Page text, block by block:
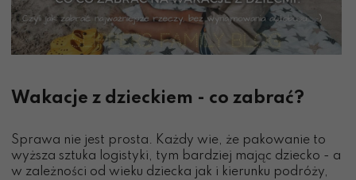
Wakacje z dzieckiem - co zabrać?
Sprawa nie jest prosta. Każdy wie, że pakowanie to
wyższa sztuka logistyki, tym bardziej mając dziecko - a
w zależności od wieku dziecka jak i kierunku podróży,